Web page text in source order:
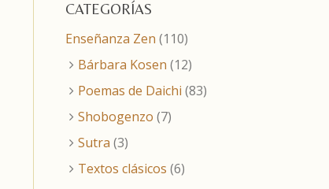
CATEGORÍAS
Enseñanza Zen (110)
Bárbara Kosen (12)
Poemas de Daichi (83)
Shobogenzo (7)
Sutra (3)
Textos clásicos (6)